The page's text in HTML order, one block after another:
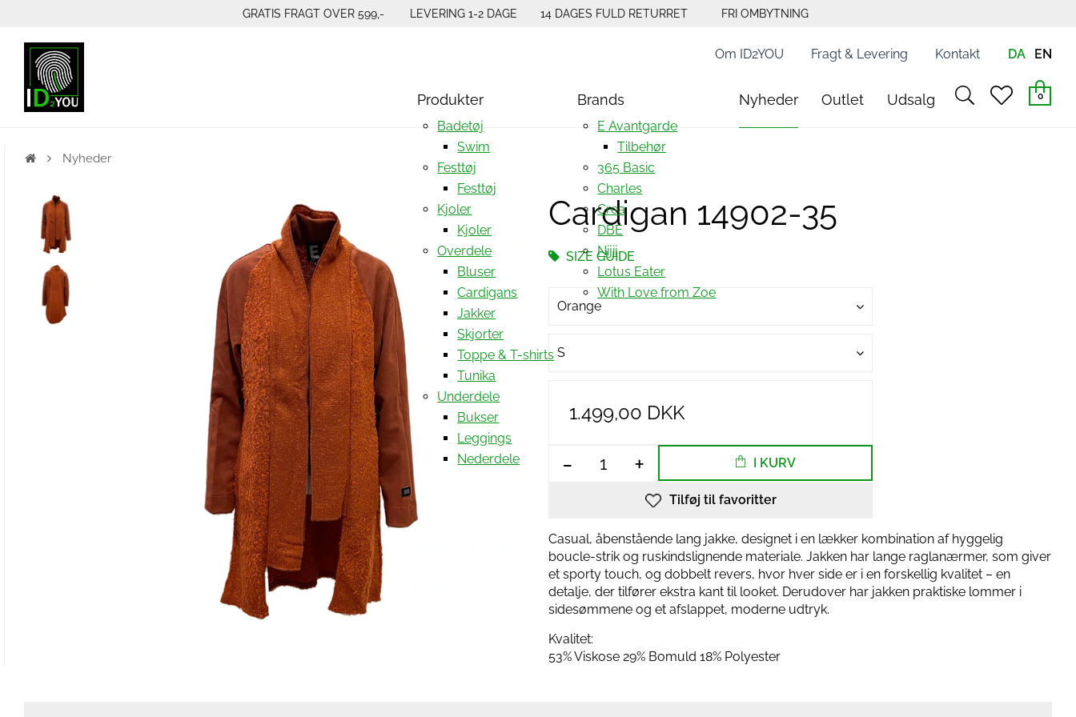
GRATIS FRAGT OVER 599,- LEVERING 1-2 DAGE 14 DAGES FULD RETURRET FRI OMBYTNING
Produkter
Badetøj
Swim
Festtøj
Festtøj
Kjoler
Kjoler
Overdele
Bluser
Cardigans
Jakker
Skjorter
Toppe & T-shirts
Tunika
Underdele
Bukser
Leggings
Nederdele
Brands
E Avantgarde
Tilbehør
365 Basic
Charles
Crea
DBE
Nijii
Lotus Eater
With Love from Zoe
Nyheder Outlet Udsalg
searchheart
0
Om ID2YOU Fragt & Levering Kontakt DA EN
Nyheder
Cardigan 14902-35
SIZE GUIDE
Orange
S
1.499,00 DKK
- + I KURV
Tilføj til favoritter
Casual, åbenstående lang jakke, designet i en lækker kombination af hyggelig
boucle-strik og ruskindslignende materiale. Jakken har lange raglanærmer, som giver
et sporty touch, og dobbelt revers, hvor hver side er i en forskellig kvalitet – en
detalje, der tilfører ekstra kant til looket. Derudover har jakken praktiske lommer i
sidesømmene og et afslappet, moderne udtryk.
Kvalitet:
53% Viskose 29% Bomuld 18% Polyester